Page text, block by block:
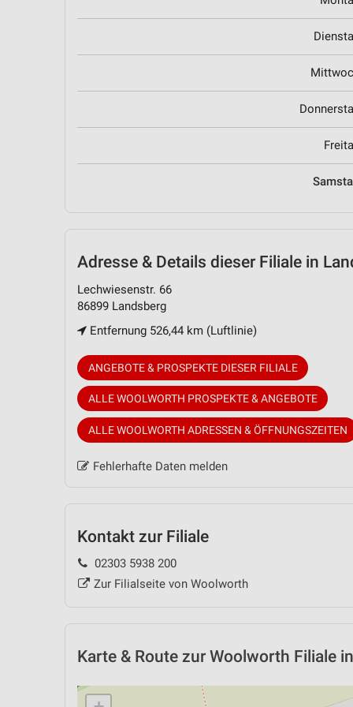
Adresse & Details dieser Filiale in
Lechwiesenstr. 66
86899 Landsberg
Entfernung 526,44 km (Luftlinie)
ANGEBOTE & PROSPEKTE DIESER FILIALE
ALLE WOOLWORTH PROSPEKTE & ANGEBOTE
ALLE WOOLWORTH ADRESSEN & ÖFFNUNGSZEITEN
Fehlerhafte Daten melden
Kontakt zur Filiale
02303 5938 200
Zur Filialseite von Woolworth
Karte & Route zur Woolworth Filiale